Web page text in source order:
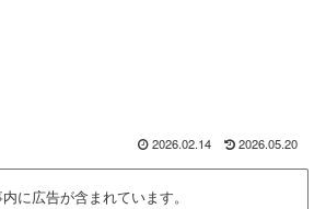
2026.02.14 2026.05.20
に広告が含まれています。